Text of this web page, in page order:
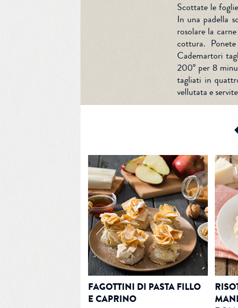
Scottate le
In una padella
rosolare la
cottura.
Cademartori
200° per 8
tagliati in
vellutata e
FAGOTTINI DI PASTA FILLO
E CAPRINO